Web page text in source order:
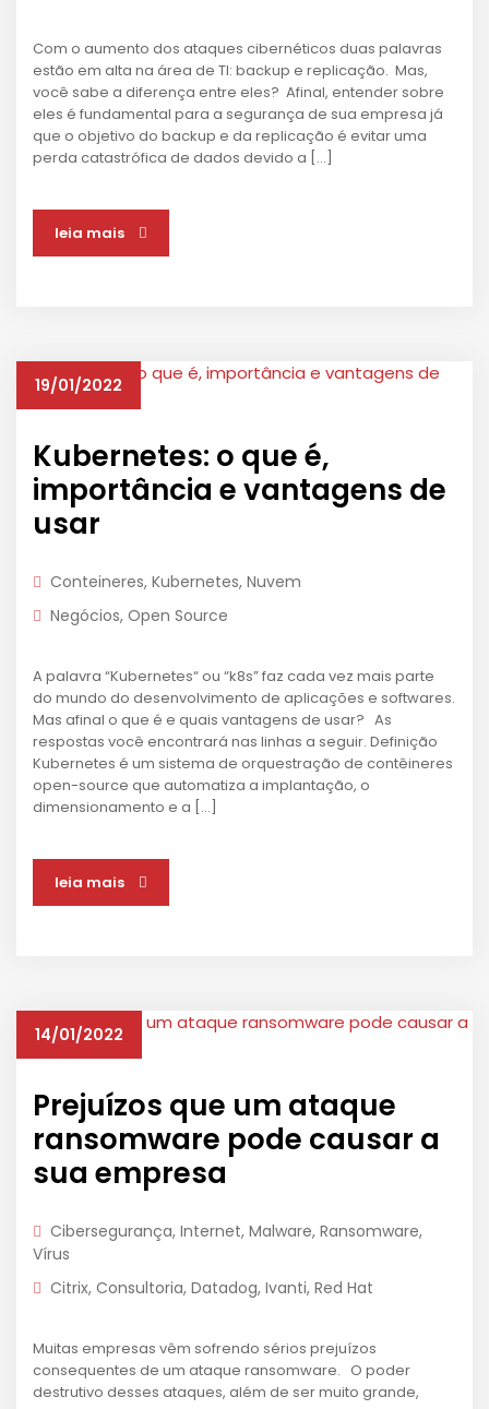
Com o aumento dos ataques cibernéticos duas palavras
estão em alta na área de TI: backup e replicação. Mas,
você sabe a diferença entre eles? Afinal, entender sobre
eles é fundamental para a segurança de sua empresa já
que o objetivo do backup e da replicação é evitar uma
perda catastrófica de dados devido a […]
leia mais
19/01/2022
Kubernetes: o que é,
importância e vantagens de
usar
Conteineres, Kubernetes, Nuvem
Negócios, Open Source
A palavra “Kubernetes“ ou “k8s” faz cada vez mais parte
do mundo do desenvolvimento de aplicações e softwares.
Mas afinal o que é e quais vantagens de usar? As
respostas você encontrará nas linhas a seguir. Definição
Kubernetes é um sistema de orquestração de contêineres
open-source que automatiza a implantação, o
dimensionamento e a […]
leia mais
14/01/2022
Prejuízos que um ataque
ransomware pode causar a
sua empresa
Cibersegurança, Internet, Malware, Ransomware,
Vírus
Citrix, Consultoria, Datadog, Ivanti, Red Hat
Muitas empresas vêm sofrendo sérios prejuízos
consequentes de um ataque ransomware. O poder
destrutivo desses ataques, além de ser muito grande,